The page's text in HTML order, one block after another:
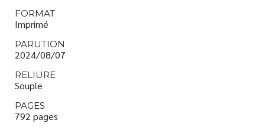
FORMAT
Imprimé
PARUTION
2024/08/07
RELIURE
Souple
PAGES
792 pages